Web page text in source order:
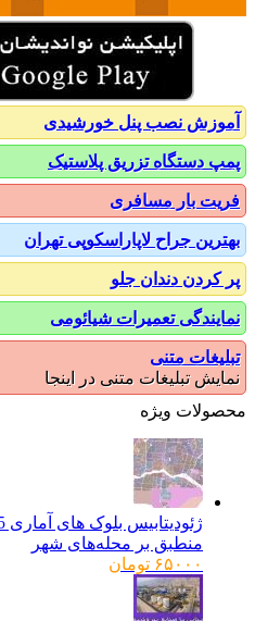
آموزش نصب پنل خورشیدی
پمپ دستگاه تزریق پلاستیک
فریت بار مسافری
بهترین جراح لاپاراسکوپی تهران
پر کردن دندان جلو
نمایندگی تعمیرات شیائومی
تبلیغات متنی
نمایش تبلیغات متنی در اینجا
محصولات ویژه
منطبق بر محله‌های شهر
۶۵۰۰۰ تومان